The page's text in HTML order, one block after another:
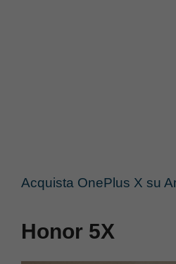
Acquista OnePlus X su
Honor 5X